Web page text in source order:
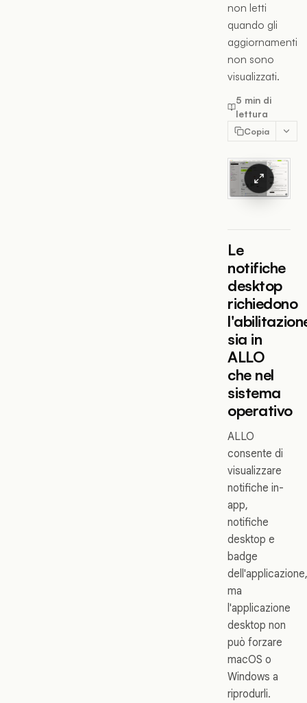
non letti
quando gli
aggiornamenti
non sono
visualizzati.
5 min di
lettura
Copia
Le
notifiche
desktop
richiedono
sia in
ALLO
che nel
sistema
operativo
ALLO
consente di
visualizzare
notifiche in-
app,
notifiche
desktop e
badge
dell'applicazione,
ma
l'applicazione
desktop non
può forzare
macOS o
Windows a
riprodurli.